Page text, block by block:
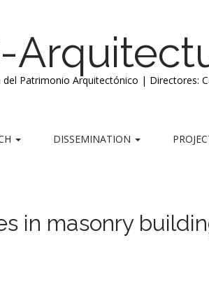
Patrimonio Arquitectónico | Directores:
DISSEMINATION
in masonry